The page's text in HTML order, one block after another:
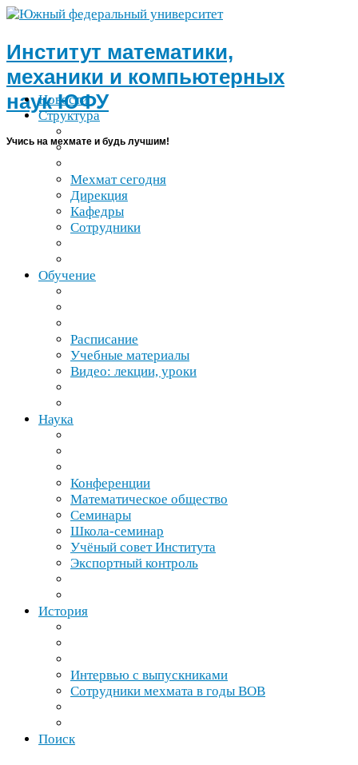
Институт математики,
механики и компьютерных
наукЮФУ
Учись на мехмате и будь лучшим!
Новости
Структура
Мехмат сегодня
Дирекция
Кафедры
Сотрудники
Обучение
Расписание
Учебные материалы
Видео: лекции, уроки
Наука
Конференции
Математическое общество
Семинары
Школа-​семинар
Учёный совет Института
Экспортный контроль
История
Интервью с выпускниками
Сотрудники мехмата в годы ВОВ
Поиск